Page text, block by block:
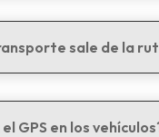
sale de la
GPS en los